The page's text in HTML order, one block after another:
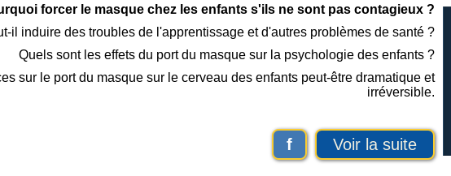
forcer le masque chez les enfants s'ils ne sont pas contagieux ?
il induire des troubles de l'apprentissage et d'autres problèmes de santé ?
Quels sont les effets du port du masque sur la psychologie des enfants ?
sur le port du masque sur le cerveau des enfants peut-être dramatique et
irréversible.
f Voir la suite